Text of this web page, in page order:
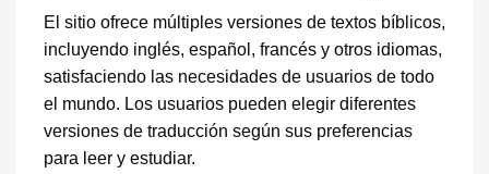
El sitio ofrece múltiples versiones de textos bíblicos,
incluyendo inglés, español, francés y otros idiomas,
satisfaciendo las necesidades de usuarios de todo
el mundo. Los usuarios pueden elegir diferentes
versiones de traducción según sus preferencias
para leer y estudiar.